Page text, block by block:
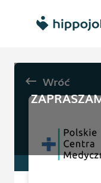
keyboard_backspace Wróć